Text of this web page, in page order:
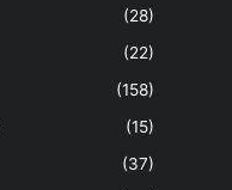
(28)
(22)
(158)
(15)
(37)